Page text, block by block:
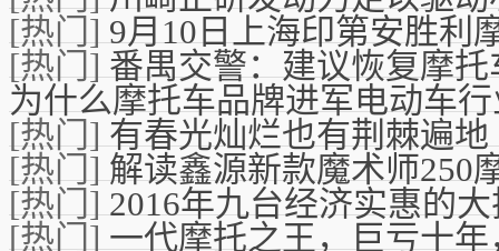
[热门]9月10日上海印第安胜利
[热门]番禺交警：建议恢复摩
为什么摩托车品牌进军电动车
[热门]有春光灿烂也有荆棘遍
[热门]解读鑫源新款魔术师250
[热门]2016年九台经济实惠的
[热门]一代摩托之王，巨亏十